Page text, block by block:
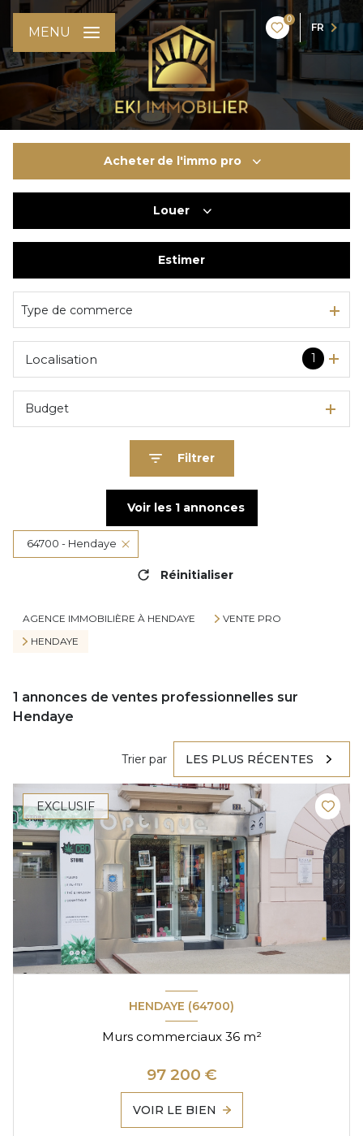
0
FR
MENU
Acheter de l'immo pro
Du neuf
Louer
De l'immo pro
Estimer
Type de commerce
1
Localisation
Budget
Filtrer
Voir les 1annonces
64700 - Hendaye
Réinitialiser
AGENCE IMMOBILIÈRE À HENDAYE
VENTE PRO
HENDAYE
1 annonces de ventes professionnelles sur
Hendaye
Trier par LES PLUS RÉCENTES
EXCLUSIF
HENDAYE (64700)
Murs commerciaux 36 m²
97 200 €
VOIR LE BIEN